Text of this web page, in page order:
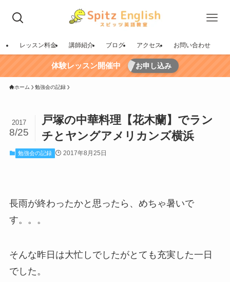
レッスン料金 講師紹介 ブログ アクセス お問い合わせ
体験レッスン開催中 お申し込み
ホーム 勉強会の記録
戸塚の中華料理【花木蘭】でラン
チとヤングアメリカンズ横浜
2017
8/25
勉強会の記録 2017年8月25日
長雨が終わったかと思ったら、めちゃ暑いで
す。。。
そんな昨日は大忙しでしたがとても充実した一日
でした。